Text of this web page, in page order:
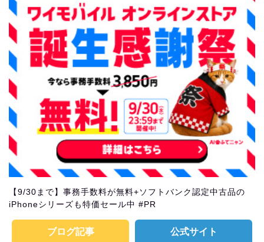
【9/30まで】事務手数料が無料+ソフトバンク認定中古品の
iPhoneシリーズも特価セール中 #PR
ブログ記事 公式サイト